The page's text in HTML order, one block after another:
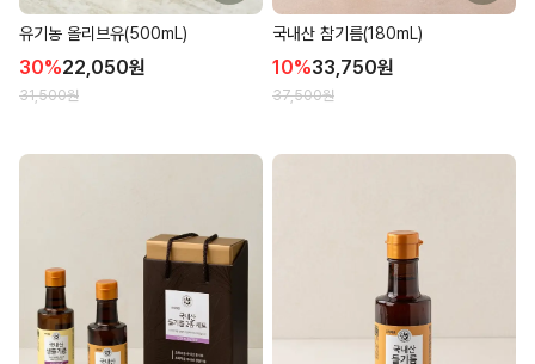
유기농 올리브유(500mL)
30%22,050원
31,500원
국내산 참기름(180mL)
10%33,750원
37,500원